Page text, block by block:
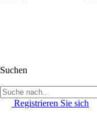
Suchen
Registrieren Sie sich